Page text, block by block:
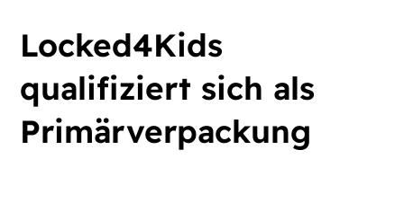
Locked4Kids
qualifiziert sich als
Primärverpackung